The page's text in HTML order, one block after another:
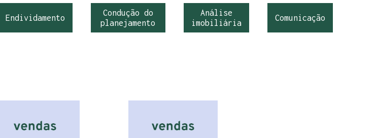
Endividamento
Condução do
planejamento
Análise
imobiliária
Comunicação